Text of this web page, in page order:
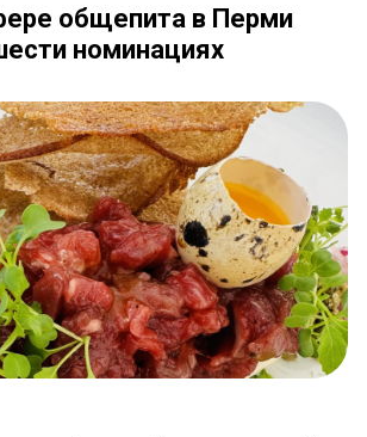
общепита в Перми
номинациях